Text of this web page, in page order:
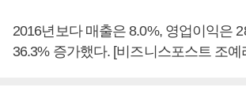
2016년보다 매출은 8.0%, 영업이익은
36.3% 증가했다. [비즈니스포스트 조예